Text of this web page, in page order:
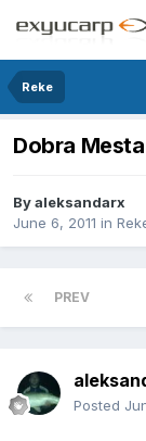
Reke
Dobra
Byaleksandarx
June 6, 2011 in
PREV
Posted